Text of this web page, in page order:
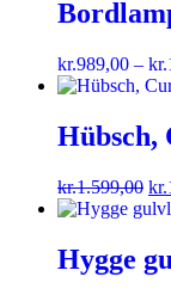
kr.989,00 – kr.
Hübsch,
kr.1.599,00 kr.
Hygge